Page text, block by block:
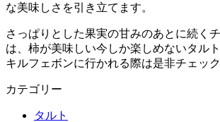
な美味しさを引き立てます。
さっぱりとした果実の甘みのあとに続く
は、柿が美味しい今しか楽しめないタル
キルフェボンに行かれる際は是非チェッ
カテゴリー
タルト